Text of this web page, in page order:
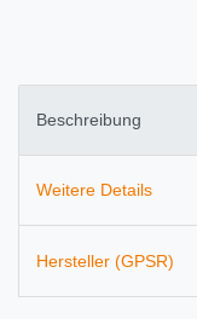
Beschreibung
Weitere Details
Hersteller (GPSR)